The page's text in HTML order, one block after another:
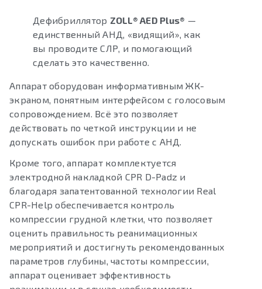
Дефибриллятор ZOLL® AED Plus® —
единственный АНД, «видящий», как
вы проводите СЛР, и помогающий
сделать это качественно.
Аппарат оборудован информативным ЖК-
экраном, понятным интерфейсом с голосовым
сопровождением. Всё это позволяет
действовать по четкой инструкции и не
допускать ошибок при работе с АНД.
Кроме того, аппарат комплектуется
электродной накладкой СPR D-Padz и
благодаря запатентованной технологии Real
CPR-Help обеспечивается контроль
компрессии грудной клетки, что позволяет
оценить правильность реанимационных
мероприятий и достигнуть рекомендованных
параметров глубины, частоты компрессии,
аппарат оценивает эффективность